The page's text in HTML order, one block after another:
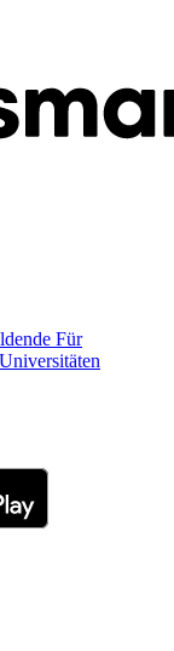
Für